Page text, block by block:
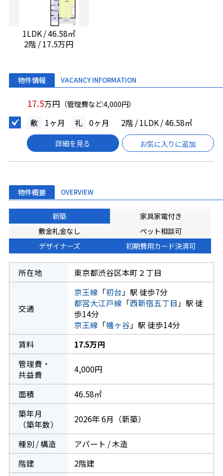
1LDK / 46.58㎡
2階 / 17.5万円
物件情報 VACANCY INFORMATION
17.5万円 （管理費など:4,000円）
敷 1ヶ月 礼 0ヶ月 2階 / 1LDK / 46.58㎡
詳細を見る お気に入りに追加
物件概要 OVERVIEW
新築
家具家電付き
敷金礼金なし
ペット相談可
デザイナーズ
初期費用カード決済可
所在地 東京都渋谷区本町２丁目
交通
京王線 「初台 」駅 徒歩7分
都営大江戸線 「西新宿五丁目 」駅 徒
歩14分
京王線 「幡ヶ谷 」駅 徒歩14分
賃料
17.5万円
管理費・
共益費
4,000円
面積
46.58㎡
築年月
（築年数）
2026年 6月（新築）
種別 / 構造
アパート / 木造
階建
2階建